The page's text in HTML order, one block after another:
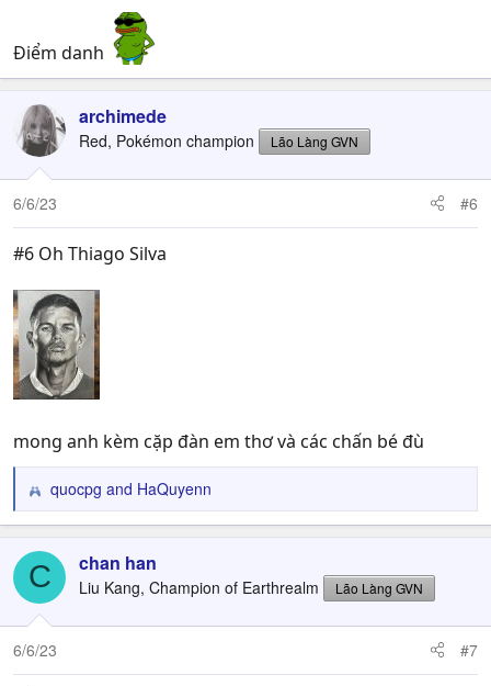
Điểm danh
archimede
Red, Pokémon champion Lão Làng GVN
6/6/23 #6
#6 Oh Thiago Silva
mong anh kèm cặp đàn em thơ và các chấn bé đù
R
e
c
i
o
n
s
quocpg and HaQuyenn
C chan han
Liu Kang, Champion of Earthrealm Lão Làng GVN
6/6/23 #7